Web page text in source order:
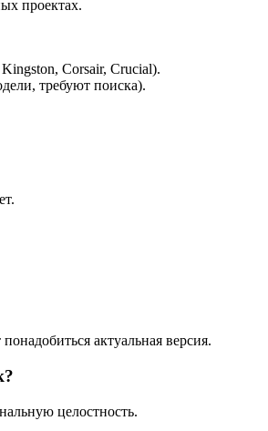
проектах.
Corsair, Crucial).
требуют поиска).
актуальная версия.
целостность.